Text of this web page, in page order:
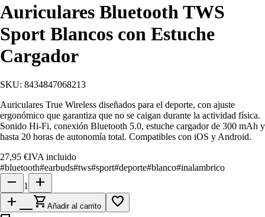
Auriculares Bluetooth TWS
Sport Blancos con Estuche
Cargador
SKU: 8434847068213
Auriculares True Wireless diseñados para el deporte, con ajuste
ergonómico que garantiza que no se caigan durante la actividad física.
Sonido Hi-Fi, conexión Bluetooth 5.0, estuche cargador de 300 mAh y
hasta 20 horas de autonomía total. Compatibles con iOS y Android.
27,95 €IVA incluido
#bluetooth#earbuds#tws#sport#deporte#blanco#inalambrico
remove 1
add
add_shopping_cart Añadir al carrito
favorite_border